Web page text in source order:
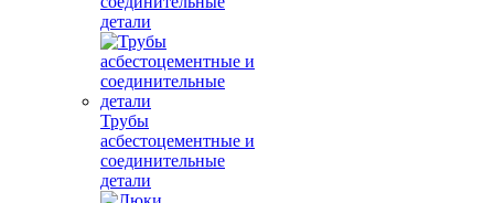
детали
Трубы
асбестоцементные и
соединительные
детали